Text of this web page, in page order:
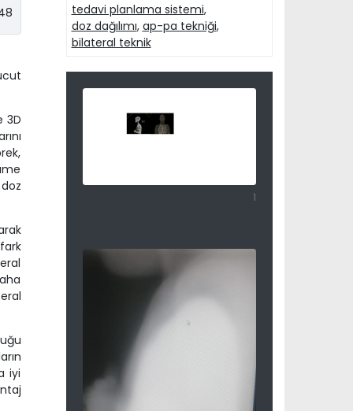
3D
iyi
tedavi planlama sistemi,
doz dağılımı, ap-pa tekniği,
bilateral teknik
1